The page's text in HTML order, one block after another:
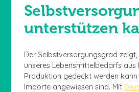
unterstützen
Der Selbstversorgungsgrad
unseres Lebensmittelbedarfs aus
Produktion gedeckt werden
Importe angewiesen sind. Mit